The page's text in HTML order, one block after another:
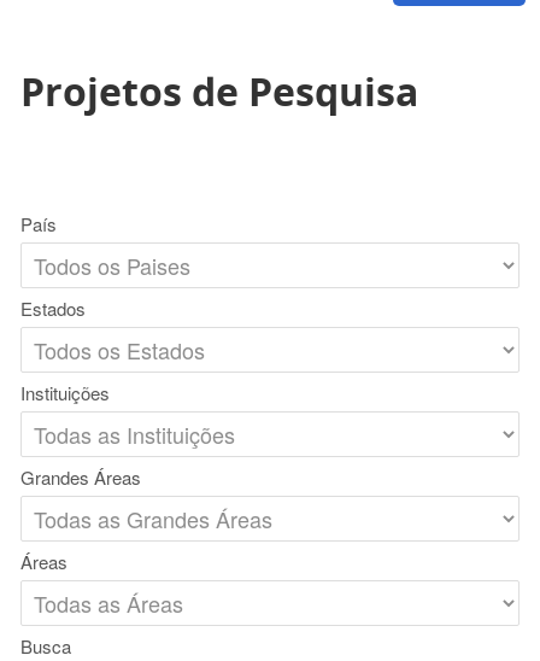
Projetos de Pesquisa
País
Estados
Instituições
Grandes Áreas
Áreas
Busca